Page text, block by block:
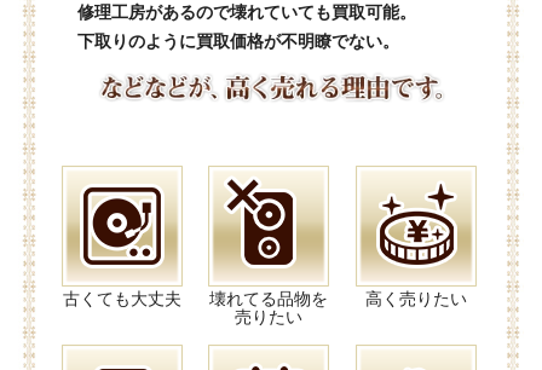
修理工房があるので壊れていても買取可能。
下取りのように買取価格が不明瞭でない。
古くても大丈夫
壊れてる品物を
売りたい
高く売りたい